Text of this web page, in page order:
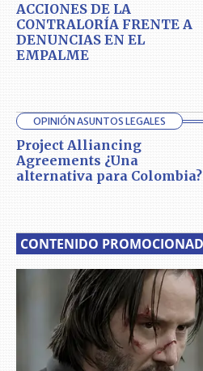
ACCIONES DE LA
CONTRALORÍA FRENTE A
DENUNCIAS EN EL
EMPALME
OPINIÓN ASUNTOS LEGALES
Project Alliancing
Agreements ¿Una
alternativa para Colombia?